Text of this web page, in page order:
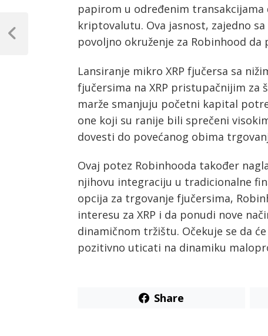
papirom u određenim
kriptovalutu. Ova jasnost, zajedno
povoljno okruženje za Robinhood
Lansiranje mikro XRP fjučersa sa
fjučersima na XRP pristupačnijim
marže smanjuju početni kapital
one koji su ranije bili sprečeni
dovesti do povećanog obima
Ovaj potez Robinhooda također
njihovu integraciju u tradicionalne
opcija za trgovanje fjučersima,
interesu za XRP i da ponudi nove
dinamičnom tržištu. Očekuje se da
pozitivno uticati na dinamiku
Share
Post
navigation
Previous